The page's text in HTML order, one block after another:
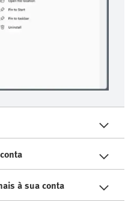
à sua conta